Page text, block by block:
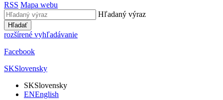
RSS Mapa webu
Hľadaný výraz
Hľadať
rozšírené vyhľadávanie
Facebook
SKSlovensky
SKSlovensky
ENEnglish